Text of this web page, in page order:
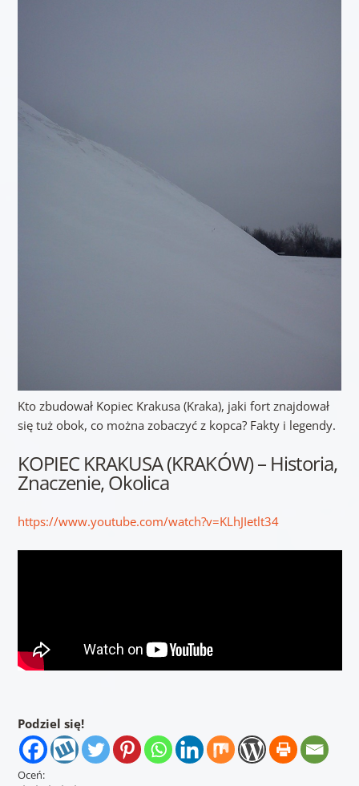
Kto zbudował Kopiec Krakusa (Kraka), jaki fort znajdował
się tuż obok, co można zobaczyć z kopca? Fakty i legendy.
KOPIEC KRAKUSA (KRAKÓW) – Historia,
Znaczenie, Okolica
https://www.youtube.com/watch?v=KLhJIetlt34
Podziel się!
Oceń: